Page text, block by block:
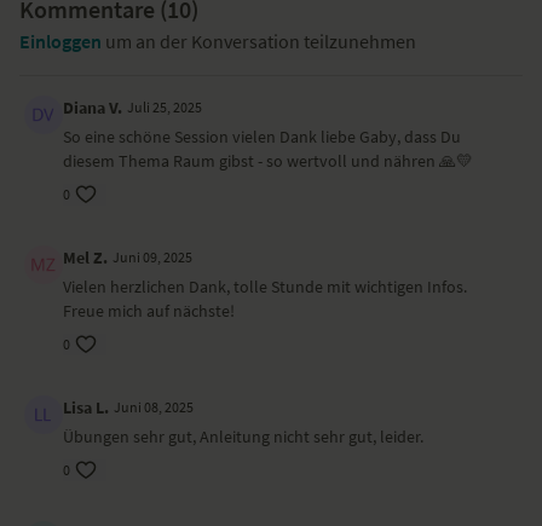
Lege dir gerne zwei Blöcke bereit.
Sitali Pranayama
Seitendehnung im Sitz
Vierfüßlerstand, dynamisch
Katze-Kuh – Marjariasana-Bidalasana
Bretthaltung – Chaturanga Dandasana
stehende Vorbeuge – Uttanasana
Stuhl mit Twist – Utkatasana
Seitendehnung im Stand
Krieger I – Virabhadrasana I
Feuerreinigung – Agni Sara
Sphinx –Salamba Bhujangasana
Päckchenhaltung – Apanasana
Schulterbrücke – Setu Bandha Sarvangasana
Kommentare (10)
Einloggen um an der Konversation teilzunehmen
Diana V. Juli 25, 2025
So eine schöne Session vielen Dank liebe Gaby, dass Du
diesem Thema Raum gibst - so wertvoll und nähren 🙏💛
0
Mel Z. Juni 09, 2025
Vielen herzlichen Dank, tolle Stunde mit wichtigen Infos.
Freue mich auf nächste!
0
Lisa L. Juni 08, 2025
Übungen sehr gut, Anleitung nicht sehr gut, leider.
0